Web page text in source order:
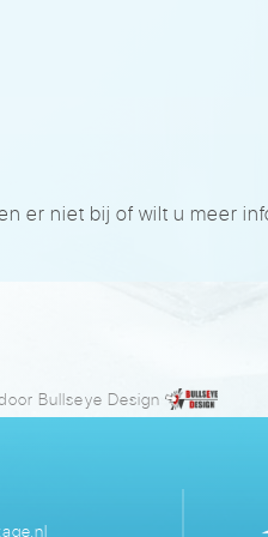
er niet bij of wilt u meer
Bullseye Design